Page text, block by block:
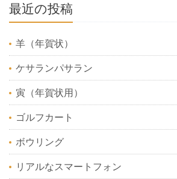
最近の投稿
羊（年賀状）
ケサランパサラン
寅（年賀状用）
ゴルフカート
ボウリング
リアルなスマートフォン